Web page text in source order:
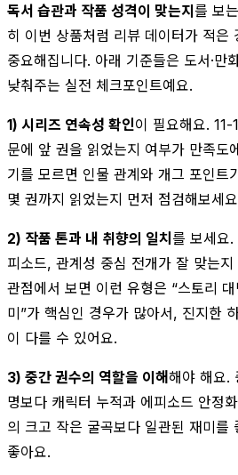
독서 습관과 작품 성격이 맞는지를 보
히 이번 상품처럼 리뷰 데이터가 적은
중요해집니다. 아래 기준들은 도서·만
낮춰주는 실전 체크포인트예요.
1) 시리즈 연속성 확인이 필요해요. 11-
문에 앞 권을 읽었는지 여부가 만족도
기를 모르면 인물 관계와 개그 포인트
몇 권까지 읽었는지 먼저 점검해보세
2) 작품 톤과 내 취향의 일치를 보세요
피소드, 관계성 중심 전개가 잘 맞는
관점에서 보면 이런 유형은 “스토리
미”가 핵심인 경우가 많아서, 진지한
이 다를 수 있어요.
3) 중간 권수의 역할을 이해해야 해요.
명보다 캐릭터 누적과 에피소드 안정
의 크고 작은 굴곡보다 일관된 재미를
좋아요.